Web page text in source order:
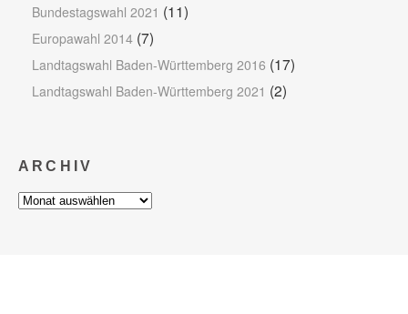
Bundestagswahl 2021 (11)
Europawahl 2014 (7)
Landtagswahl Baden-Württemberg 2016 (17)
Landtagswahl Baden-Württemberg 2021 (2)
ARCHIV
Archiv